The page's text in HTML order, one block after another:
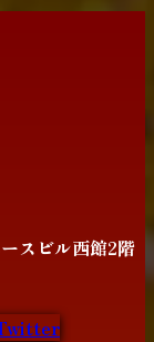
スビル西館2階